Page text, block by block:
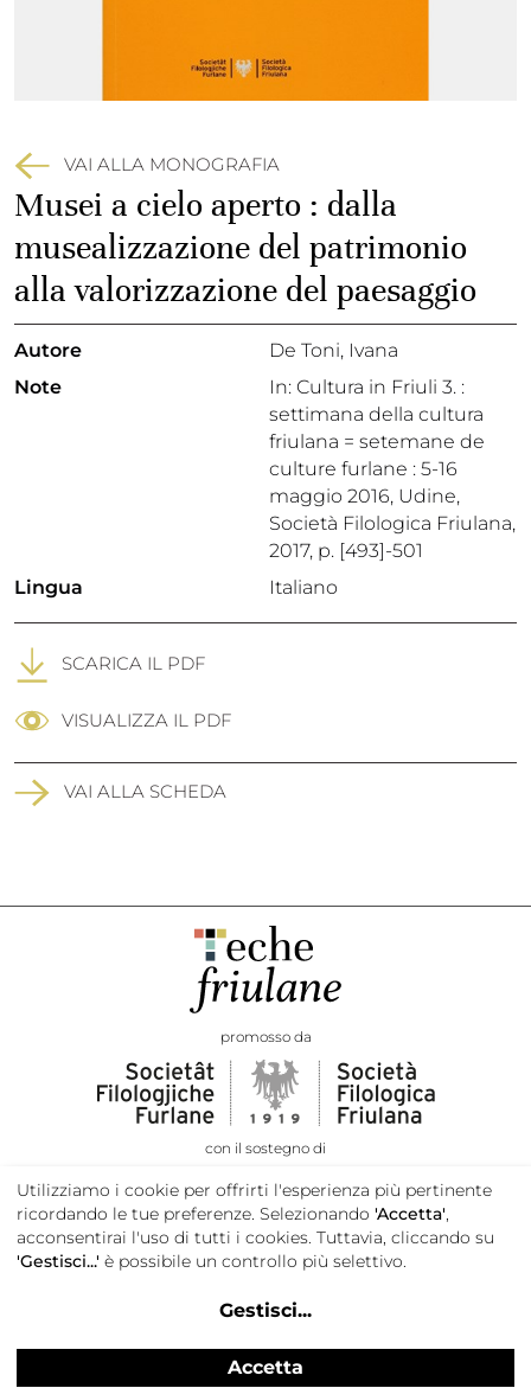
VAI ALLA MONOGRAFIA
Musei a cielo aperto : dalla
musealizzazione del patrimonio
alla valorizzazione del paesaggio
Autore
De Toni, Ivana
Note
In: Cultura in Friuli 3. :
settimana della cultura
friulana = setemane de
culture furlane : 5-16
maggio 2016, Udine,
Società Filologica Friulana,
2017, p. [493]-501
Lingua
Italiano
SCARICA IL PDF
VISUALIZZA IL PDF
VAI ALLA SCHEDA
promosso da
con il sostegno di
Privacy e cookie policy
Utilizziamo i cookie per offrirti l'esperienza più pertinente
ricordando le tue preferenze. Selezionando 'Accetta',
acconsentirai l'uso di tutti i cookies. Tuttavia, cliccando su
'Gestisci...' è possibile un controllo più selettivo.
Gestisci...
Accetta